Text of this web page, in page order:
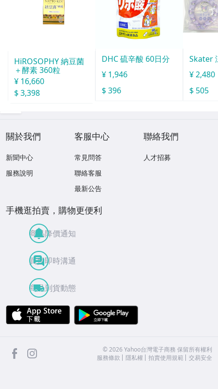
HiROSOPHY 納豆菌
＋酵素 360粒
¥ 16,660
$ 3,398
DHC 硫辛酸 60日分
¥ 1,946
$ 396
Skater
¥ 2,480
$ 505
關於我們
新聞中心
服務說明
客服中心
常見問答
聯絡客服
最新公告
聯絡我們
人才招募
手機逛拍賣，購物更便利
商品降價通知
買賣即時溝通
商品到貨動態
APP Store
facebook ©2026 Yahoo台灣電子商務 保留所有權利
服務條款
隱私權 拍賣使用規範 交易安全